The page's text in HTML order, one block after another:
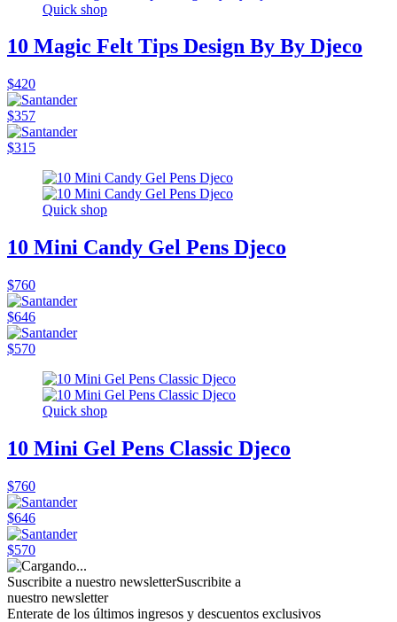
Quick shop
10 Magic Felt Tips Design By By Djeco
$420
$357
$315
Quick shop
10 Mini Candy Gel Pens Djeco
$760
$646
$570
Quick shop
10 Mini Gel Pens Classic Djeco
$760
$646
$570
Suscribite a nuestro newsletterSuscribite a
nuestro newsletter
Enterate de los últimos ingresos y descuentos exclusivos